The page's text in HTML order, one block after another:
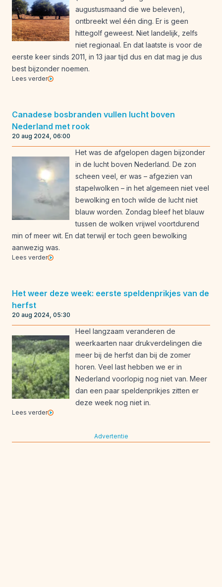
augustusmaand die we beleven),
ontbreekt wel één ding. Er is geen
hittegolf geweest. Niet landelijk, zelfs
niet regionaal. En dat laatste is voor de
eerste keer sinds 2011, in 13 jaar tijd dus en dat mag je dus
best bijzonder noemen.
Lees verder
Canadese bosbranden vullen lucht boven
Nederland met rook
20 aug 2024, 06:00
Het was de afgelopen dagen bijzonder
in de lucht boven Nederland. De zon
scheen veel, er was – afgezien van
stapelwolken – in het algemeen niet veel
bewolking en toch wilde de lucht niet
blauw worden. Zondag bleef het blauw
tussen de wolken vrijwel voortdurend
min of meer wit. En dat terwijl er toch geen bewolking
aanwezig was.
Lees verder
Het weer deze week: eerste speldenprikjes van de
herfst
20 aug 2024, 05:30
Heel langzaam veranderen de
weerkaarten naar drukverdelingen die
meer bij de herfst dan bij de zomer
horen. Veel last hebben we er in
Nederland voorlopig nog niet van. Meer
dan een paar speldenprikjes zitten er
deze week nog niet in.
Lees verder
Advertentie